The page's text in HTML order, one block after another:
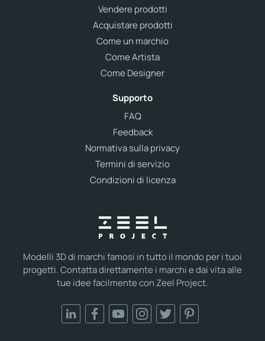
Modelli 3D di marchi famosi in tutto il mondo per i tuoi
progetti. Contatta direttamente i marchi e dai vita alle
tue idee facilmente con Zeel Project.
Vendere prodotti
Acquistare prodotti
Come un marchio
Come Artista
Come Designer
Supporto
FAQ
Feedback
Normativa sulla privacy
Termini di servizio
Condizioni di licenza